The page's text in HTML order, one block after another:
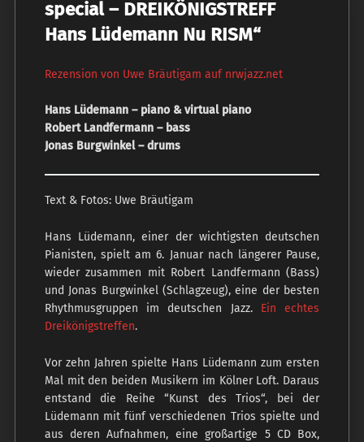
special – DREIKÖNIGSTREFF
Hans Lüdemann Nu RISM“
Rezension von Uwe Bräutigam auf nrwjazz.net
Hans Lüdemann – piano & virtual piano
Robert Landfermann – bass
Jonas Burgwinkel – drums
Text & Fotos: Uwe Bräutigam
Hans Lüdemann, einer der wichtigsten deutschen
Pianisten, spielt am 6. Januar nach längerer Pause,
wieder zusammen mit Robert Landfermann (Bass)
und Jonas Burgwinkel (Schlagzeug), eine der besten
Rhythmusgruppen im deutschen Jazz. Ein echtes
Dreikönigstreffen.
Vor zehn Jahren spielte Hans Lüdemann zum ersten
Mal mit den beiden Musikern im Kölner Loft. Daraus
entstand die Reihe “Kunst des Trios“, bei der
Lüdemann mit fünf verschiedenen Trios spielte und
aus deren Aufnahmen, eine großartige 5 CD Box,